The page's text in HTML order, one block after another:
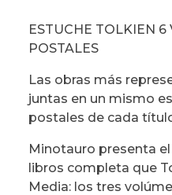
ESTUCHE TOLKIEN 6
POSTALES
Las obras más
juntas en un mismo
postales de cada
Minotauro presenta
libros completa que
Media: los tres